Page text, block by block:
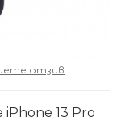
отзив
13 Pro